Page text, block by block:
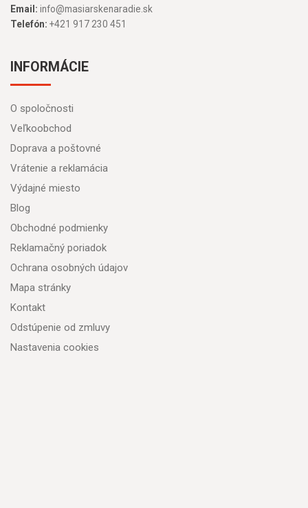
Email: info@masiarskenaradie.sk
Telefón: +421 917 230 451
INFORMÁCIE
O spoločnosti
Veľkoobchod
Doprava a poštovné
Vrátenie a reklamácia
Výdajné miesto
Blog
Obchodné podmienky
Reklamačný poriadok
Ochrana osobných údajov
Mapa stránky
Kontakt
Odstúpenie od zmluvy
Nastavenia cookies